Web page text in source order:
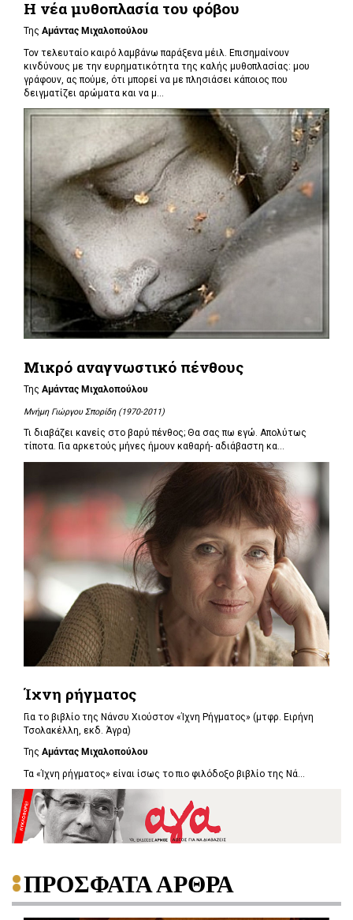
Η νέα μυθοπλασία του φόβου
Της Αμάντας Μιχαλοπούλου
Τον τελευταίο καιρό λαμβάνω παράξενα μέιλ. Επισημαίνουν
κινδύνους με την ευρηματικότητα της καλής μυθοπλασίας: μου
γράφουν, ας πούμε, ότι μπορεί να με πλησιάσει κάποιος που
δειγματίζει αρώματα και να μ...
Μικρό αναγνωστικό πένθους
Της Αμάντας Μιχαλοπούλου
Μνήμη Γιώργου Σπορίδη (1970-2011)
Τι διαβάζει κανείς στο βαρύ πένθος; Θα σας πω εγώ. Απολύτως
τίποτα. Για αρκετούς μήνες ήμουν καθαρή- αδιάβαστη κα...
Ίχνη ρήγματος
Για το βιβλίο της Νάνσυ Χιούστον «Ίχνη Ρήγματος» (μτφρ. Ειρήνη
Τσολακέλλη, εκδ. Άγρα)
Της Αμάντας Μιχαλοπούλου
Τα «Ίχνη ρήγματος» είναι ίσως το πιο φιλόδοξο βιβλίο της Νά...
ΠΡΟΣΦΑΤΑ ΑΡΘΡΑ